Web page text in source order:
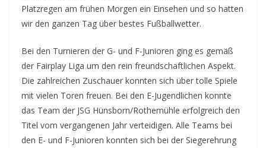
Platzregen am frühen Morgen ein Einsehen und so hatten
wir den ganzen Tag über bestes Fußballwetter.
Bei den Turnieren der G- und F-Junioren ging es gemäß
der Fairplay Liga um den rein freundschaftlichen Aspekt.
Die zahlreichen Zuschauer konnten sich über tolle Spiele
mit vielen Toren freuen. Bei den E-Jugendlichen konnte
das Team der JSG Hünsborn/Rothemühle erfolgreich den
Titel vom vergangenen Jahr verteidigen. Alle Teams bei
den E- und F-Junioren konnten sich bei der Siegerehrung